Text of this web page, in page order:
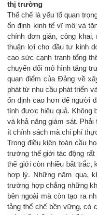
thị trường
Thể chế là yếu tố quan
ổn định kinh tế vĩ mô và
chính đơn giản, công
thuận lợi cho đầu tư kinh
cao sức cạnh tranh tổng
chuyển đổi mô hình tăng
quan điểm của Đảng về
phát từ nhu cầu phát triển
ổn định cao hơn để người
tính được hiệu quả. Không
và khả năng giám sát.
ít chính sách mà chi phí
Trong điều kiện toàn cầu
trường thế giới tác động rất
thế giới còn nhiều bất trắc,
hợp lý. Những năm qua,
trường hợp chẳng những
bên ngoài mà còn tạo ra
tảng thể chế bền vững, có